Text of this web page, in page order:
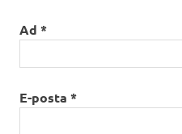
Ad *
E-posta *